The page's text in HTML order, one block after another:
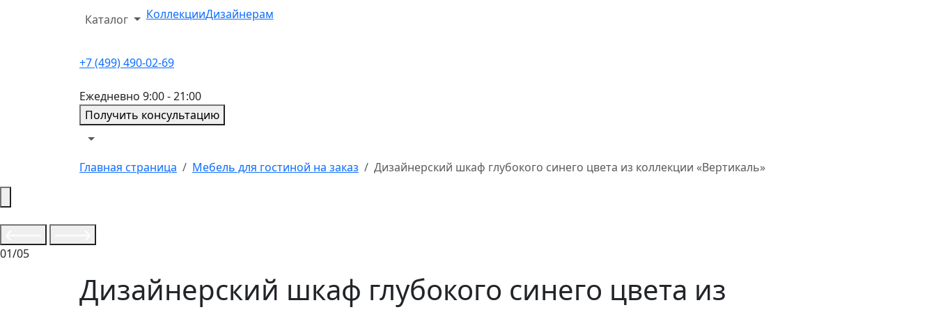
Каталог КоллекцииДизайнерам
+7 (499) 490-02-69
Ежедневно 9:00 - 21:00
Получить консультацию
Главная страница Мебель для гостиной на заказ Дизайнерский шкаф глубокого синего цвета из коллекции «Вертикаль»
01/05
Дизайнерский шкаф глубокого синего цвета из